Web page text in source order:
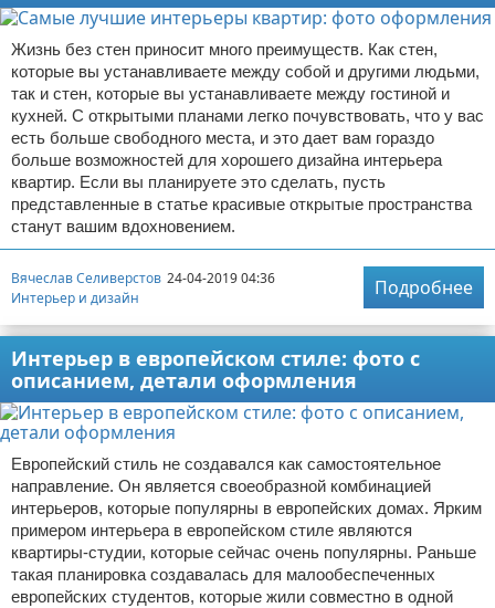
Жизнь без стен приносит много преимуществ. Как стен,
которые вы устанавливаете между собой и другими людьми,
так и стен, которые вы устанавливаете между гостиной и
кухней. С открытыми планами легко почувствовать, что у вас
есть больше свободного места, и это дает вам гораздо
больше возможностей для хорошего дизайна интерьера
квартир. Если вы планируете это сделать, пусть
представленные в статье красивые открытые пространства
станут вашим вдохновением.
Вячеслав Селиверстов 24-04-2019 04:36
Интерьер и дизайн
Подробнее
Интерьер в европейском стиле: фото с
описанием, детали оформления
Европейский стиль не создавался как самостоятельное
направление. Он является своеобразной комбинацией
интерьеров, которые популярны в европейских домах. Ярким
примером интерьера в европейском стиле являются
квартиры-студии, которые сейчас очень популярны. Раньше
такая планировка создавалась для малообеспеченных
европейских студентов, которые жили совместно в одной